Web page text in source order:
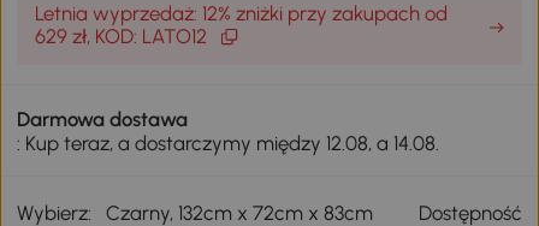
Letnia wyprzedaż: 12% zniżki przy zakupach od
629 zł, KOD: LATO12
Darmowa dostawa
: Kup teraz, a dostarczymy między 12.08, a 14.08.
Wybierz: Czarny, 132cm x 72cm x 83cm Dostępność